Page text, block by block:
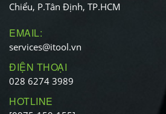
Chiểu, P.Tân Định, TP.HCM
EMAIL:
services@itool.vn
ĐIỆN THOẠI
028 6274 3989
HOTLINE